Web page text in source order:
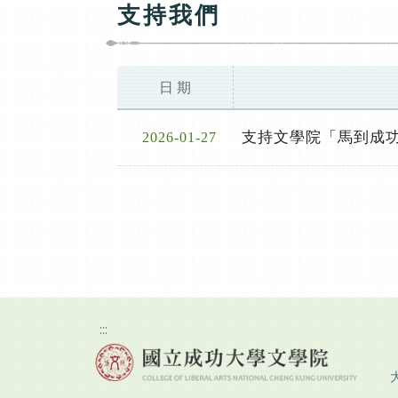
支持我們
日 期
2026-01-27 支持文學院「馬到成
:::